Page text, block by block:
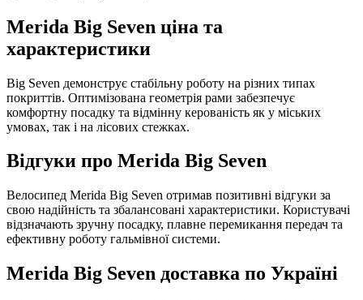
Merida Big Seven ціна та
характеристики
Big Seven демонструє стабільну роботу на різних типах
покриттів. Оптимізована геометрія рами забезпечує
комфортну посадку та відмінну керованість як у міських
умовах, так і на лісових стежках.
Відгуки про Merida Big Seven
Велосипед Merida Big Seven отримав позитивні відгуки за
свою надійність та збалансовані характеристики. Користувачі
відзначають зручну посадку, плавне перемикання передач та
ефективну роботу гальмівної системи.
Merida Big Seven доставка по Україні